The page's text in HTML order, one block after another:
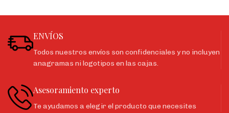
ENVÍOS
Todos nuestros envíos son confidenciales y no incluyen
anagramas ni logotipos en las cajas.
Asesoramiento experto
Te ayudamos a elegir el producto que necesites